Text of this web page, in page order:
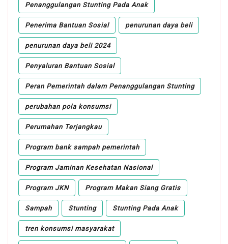
Penanggulangan Stunting Pada Anak
Penerima Bantuan Sosial penurunan daya beli
penurunan daya beli 2024
Penyaluran Bantuan Sosial
Peran Pemerintah dalam Penanggulangan Stunting
perubahan pola konsumsi
Perumahan Terjangkau
Program bank sampah pemerintah
Program Jaminan Kesehatan Nasional
Program JKN Program Makan Siang Gratis
Sampah Stunting Stunting Pada Anak
tren konsumsi masyarakat